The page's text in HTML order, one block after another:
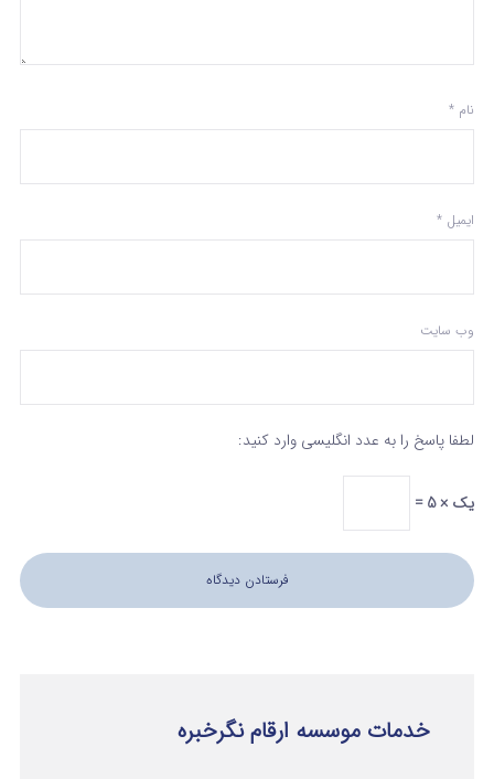
نام *
ایمیل *
وب‌ سایت
لطفا پاسخ را به عدد انگلیسی وارد کنید:
یک × 5 =
خدمات موسسه ارقام نگرخبره